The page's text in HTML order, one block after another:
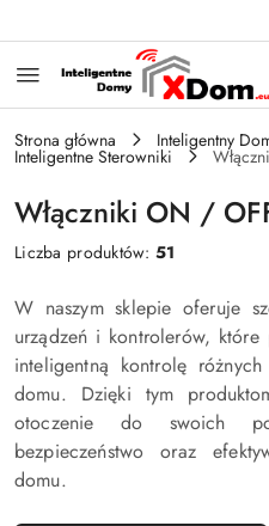
Strona główna Inteligentny
Inteligentne Sterowniki
Włączniki ON /
Liczba produktów:51
W naszym sklepie oferuje
urządzeń i kontrolerów,
inteligentną kontrolę
domu. Dzięki tym
otoczenie do swoich
bezpieczeństwo oraz
domu.